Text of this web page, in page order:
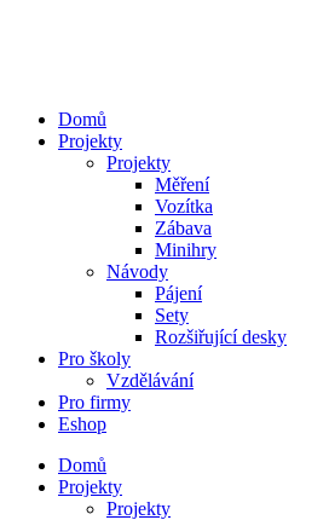
Domů
Projekty
Projekty
Měření
Vozítka
Zábava
Minihry
Návody
Pájení
Sety
Rozšiřující desky
Pro školy
Vzdělávání
Pro firmy
Eshop
Domů
Projekty
Projekty